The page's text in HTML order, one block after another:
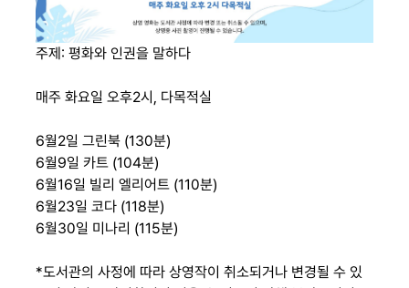
주제: 평화와 인권을 말하다
매주 화요일 오후2시, 다목적실
6월2일 그린북 (130분)
6월9일 카트 (104분)
6월16일 빌리 엘리어트 (110분)
6월23일 코다 (118분)
6월30일 미나리 (115분)
*도서관의 사정에 따라 상영작이 취소되거나 변경될 수 있